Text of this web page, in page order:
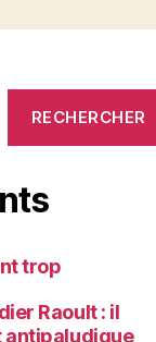
RECHERCHER
trop
Raoult : il
antipaludique